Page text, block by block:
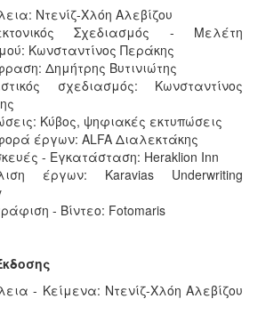
Ντενίζ-Χλόη Αλεβίζου
Σχεδιασμός - Μελέτη
Κωνσταντίνος Περάκης
Δημήτρης Βυτινιώτης
σχεδιασμός: Κωνσταντίνος
Κύβος, ψηφιακές εκτυπώσεις
έργων: ALFA Διαλεκτάκης
- Εγκατάσταση: Heraklion Inn
έργων: Karavias Underwriting
- Βίντεο: Fotomaris
- Κείμενα: Ντενίζ-Χλόη Αλεβίζου